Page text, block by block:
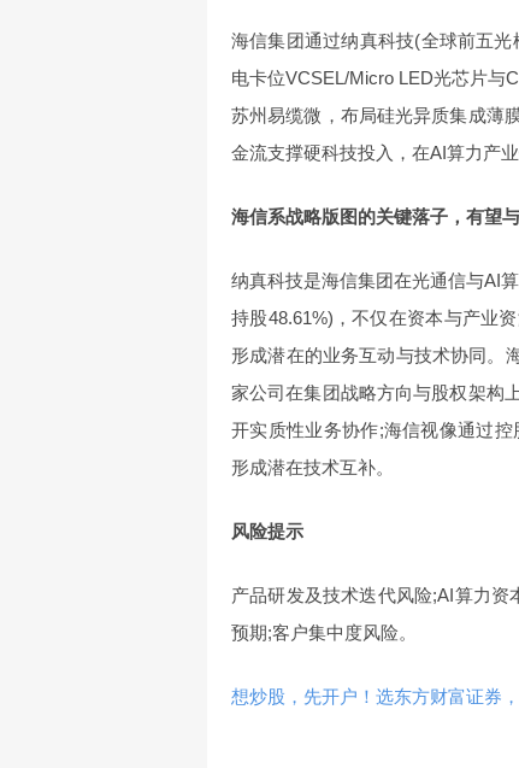
海信集团通过纳真科技(全球前五
电卡位VCSEL/Micro LED光芯片与
苏州易缆微，布局硅光异质集成薄
金流支撑硬科技投入，在AI算力产业
海信系战略版图的关键落子，有望
纳真科技是海信集团在光通信与AI
持股48.61%)，不仅在资本与产业
形成潜在的业务互动与技术协同。
家公司在集团战略方向与股权架构
开实质性业务协作;海信视像通过
形成潜在技术互补。
风险提示
产品研发及技术迭代风险;AI算力
预期;客户集中度风险。
想炒股，先开户！选东方财富证券